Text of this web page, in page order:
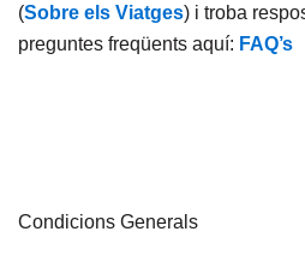
(Sobre els Viatges) i troba
preguntes freqüents aquí: FAQ’s
Condicions Generals